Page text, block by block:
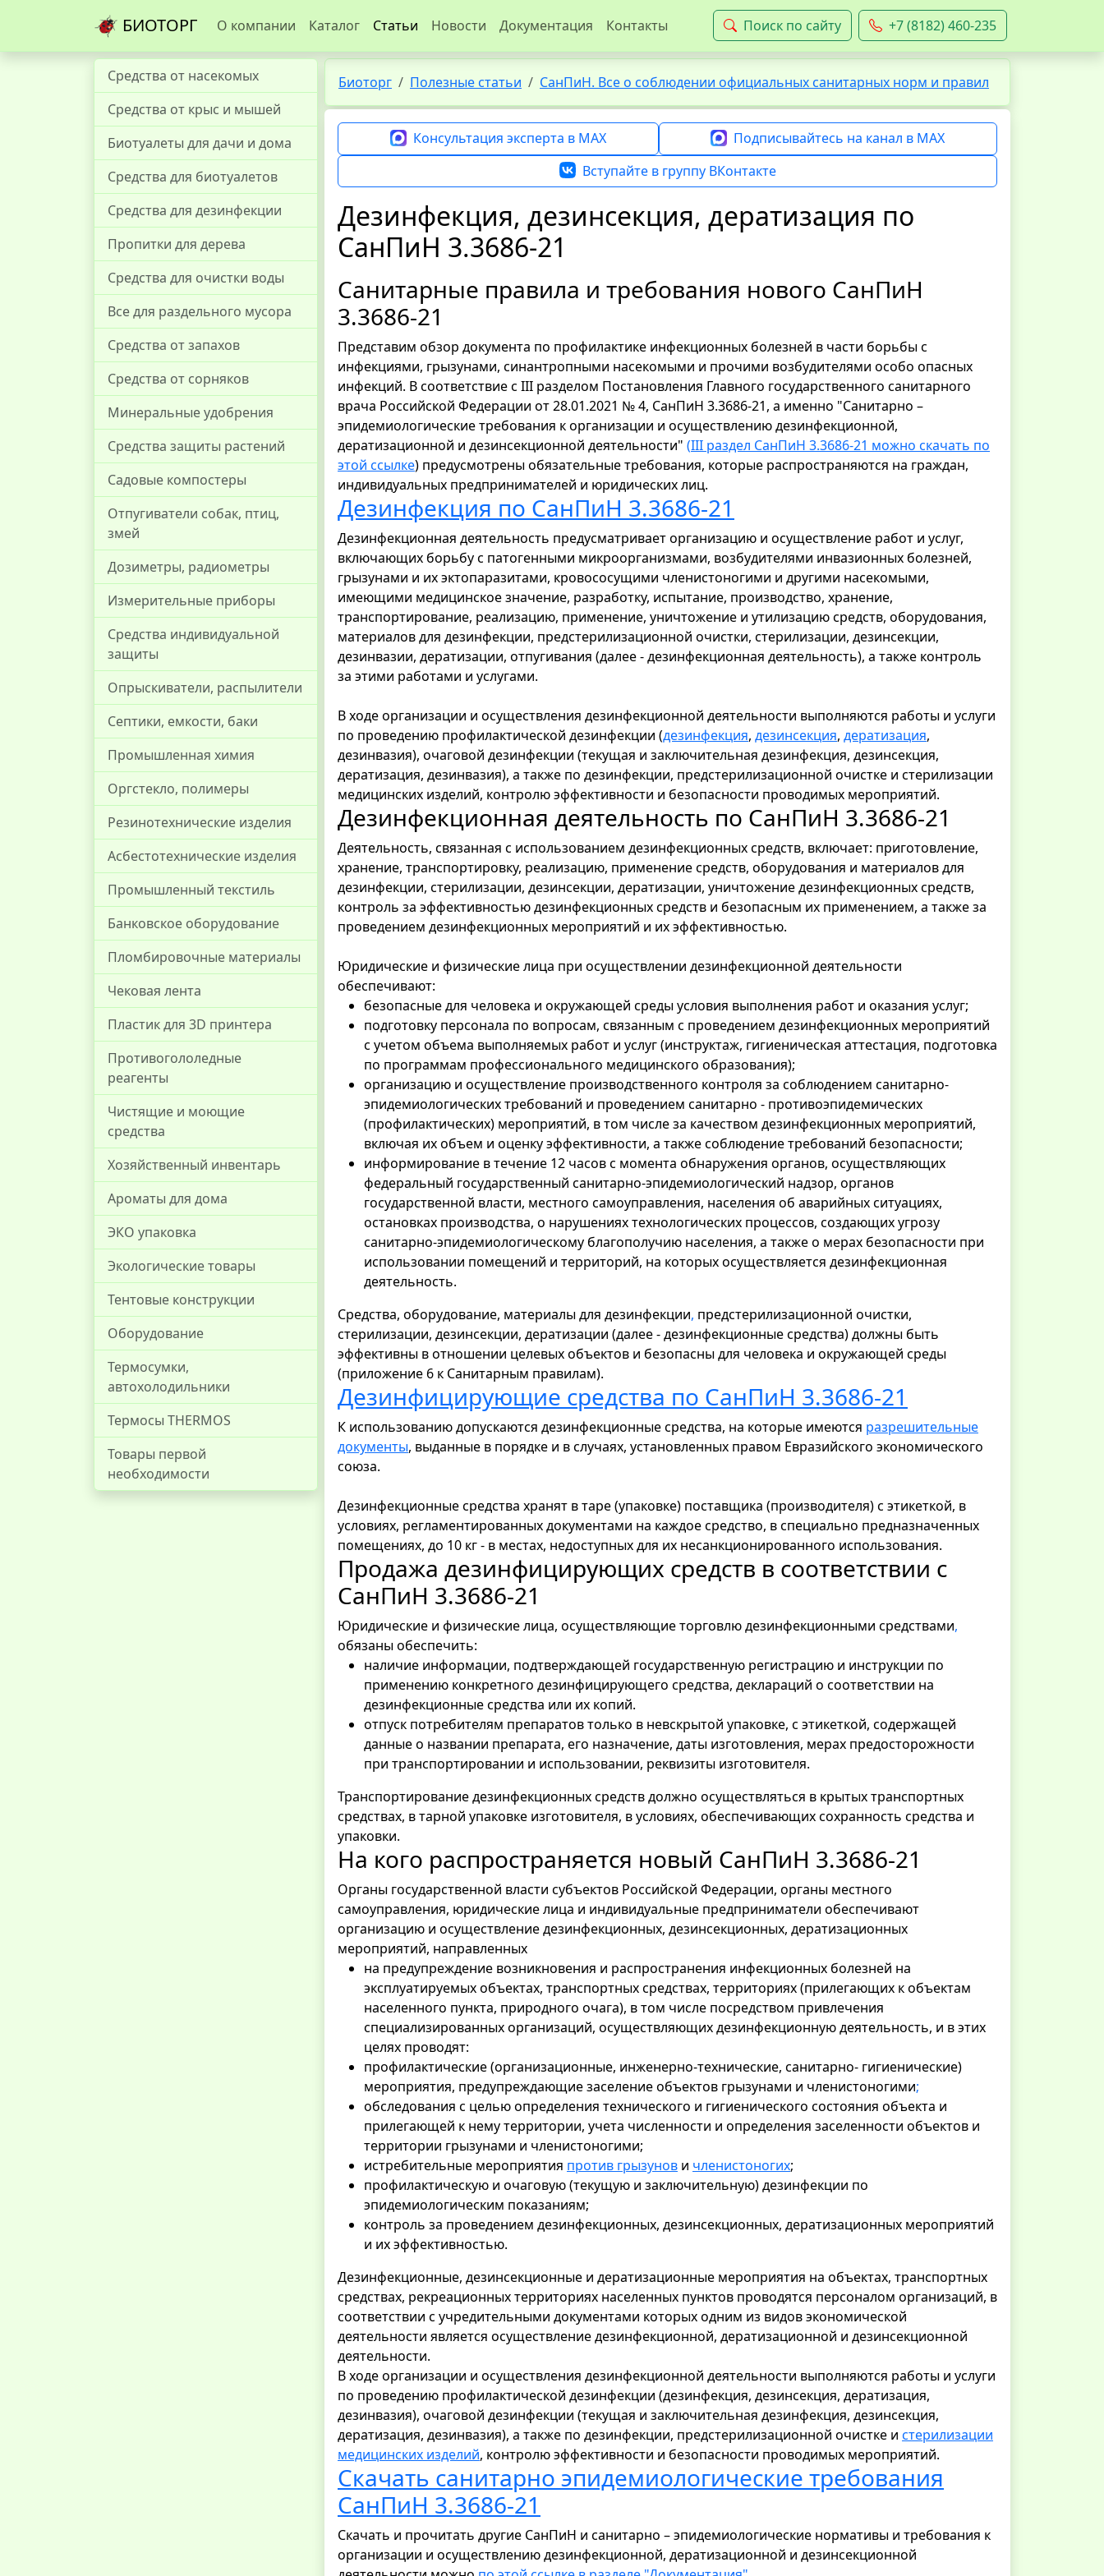
БИОТОРГ О компании Каталог Статьи Новости Документация Контакты Поиск по сайту +7 (8182) 460-235
Средства от насекомых
Средства от крыс и мышей
Биотуалеты для дачи и дома
Средства для биотуалетов
Средства для дезинфекции
Пропитки для дерева
Средства для очистки воды
Все для раздельного мусора
Средства от запахов
Средства от сорняков
Минеральные удобрения
Средства защиты растений
Садовые компостеры
Отпугиватели собак, птиц,
змей
Дозиметры, радиометры
Измерительные приборы
Средства индивидуальной
защиты
Опрыскиватели, распылители
Септики, емкости, баки
Промышленная химия
Оргстекло, полимеры
Резинотехнические изделия
Асбестотехнические изделия
Промышленный текстиль
Банковское оборудование
Пломбировочные материалы
Чековая лента
Пластик для 3D принтера
Противогололедные
реагенты
Чистящие и моющие
средства
Хозяйственный инвентарь
Ароматы для дома
ЭКО упаковка
Экологические товары
Тентовые конструкции
Оборудование
Термосумки,
автохолодильники
Термосы THERMOS
Товары первой
необходимости
Биоторг Полезные статьи СанПиН. Все о соблюдении официальных санитарных норм и правил
Консультация эксперта в MAX
Подписывайтесь на канал в MAX
Вступайте в группу ВКонтакте
Дезинфекция, дезинсекция, дератизация по
СанПиН 3.3686-21
Санитарные правила и требования нового СанПиН
3.3686-21
Представим обзор документа по профилактике инфекционных болезней в части борьбы с
инфекциями, грызунами, синантропными насекомыми и прочими возбудителями особо опасных
инфекций. В соответствие c III разделом Постановления Главного государственного санитарного
врача Российской Федерации от 28.01.2021 № 4, СанПиН 3.3686-21, а именно "Санитарно –
эпидемиологические требования к организации и осуществлению дезинфекционной,
дератизационной и дезинсекционной деятельности" (III раздел СанПиН 3.3686-21 можно скачать по
этой ссылке) предусмотрены обязательные требования, которые распространяются на граждан,
индивидуальных предпринимателей и юридических лиц.
Дезинфекция по СанПиН 3.3686-21
Дезинфекционная деятельность предусматривает организацию и осуществление работ и услуг,
включающих борьбу с патогенными микроорганизмами, возбудителями инвазионных болезней,
грызунами и их эктопаразитами, кровососущими членистоногими и другими насекомыми,
имеющими медицинское значение, разработку, испытание, производство, хранение,
транспортирование, реализацию, применение, уничтожение и утилизацию средств, оборудования,
материалов для дезинфекции, предстерилизационной очистки, стерилизации, дезинсекции,
дезинвазии, дератизации, отпугивания (далее - дезинфекционная деятельность), а также контроль
за этими работами и услугами.
В ходе организации и осуществления дезинфекционной деятельности выполняются работы и услуги
по проведению профилактической дезинфекции (дезинфекция, дезинсекция, дератизация,
дезинвазия), очаговой дезинфекции (текущая и заключительная дезинфекция, дезинсекция,
дератизация, дезинвазия), а также по дезинфекции, предстерилизационной очистке и стерилизации
медицинских изделий, контролю эффективности и безопасности проводимых мероприятий.
Дезинфекционная деятельность по СанПиН 3.3686-21
Деятельность, связанная с использованием дезинфекционных средств, включает: приготовление,
хранение, транспортировку, реализацию, применение средств, оборудования и материалов для
дезинфекции, стерилизации, дезинсекции, дератизации, уничтожение дезинфекционных средств,
контроль за эффективностью дезинфекционных средств и безопасным их применением, а также за
проведением дезинфекционных мероприятий и их эффективностью.
Юридические и физические лица при осуществлении дезинфекционной деятельности
обеспечивают:
безопасные для человека и окружающей среды условия выполнения работ и оказания услуг;
подготовку персонала по вопросам, связанным с проведением дезинфекционных мероприятий
с учетом объема выполняемых работ и услуг (инструктаж, гигиеническая аттестация, подготовка
по программам профессионального медицинского образования);
организацию и осуществление производственного контроля за соблюдением санитарно-
эпидемиологических требований и проведением санитарно - противоэпидемических
(профилактических) мероприятий, в том числе за качеством дезинфекционных мероприятий,
включая их объем и оценку эффективности, а также соблюдение требований безопасности;
информирование в течение 12 часов с момента обнаружения органов, осуществляющих
федеральный государственный санитарно-эпидемиологический надзор, органов
государственной власти, местного самоуправления, населения об аварийных ситуациях,
остановках производства, о нарушениях технологических процессов, создающих угрозу
санитарно-эпидемиологическому благополучию населения, а также о мерах безопасности при
использовании помещений и территорий, на которых осуществляется дезинфекционная
деятельность.
Средства, оборудование, материалы для дезинфекции, предстерилизационной очистки,
стерилизации, дезинсекции, дератизации (далее - дезинфекционные средства) должны быть
эффективны в отношении целевых объектов и безопасны для человека и окружающей среды
(приложение 6 к Санитарным правилам).
Дезинфицирующие средства по СанПиН 3.3686-21
К использованию допускаются дезинфекционные средства, на которые имеются разрешительные
документы, выданные в порядке и в случаях, установленных правом Евразийского экономического
союза.
Дезинфекционные средства хранят в таре (упаковке) поставщика (производителя) с этикеткой, в
условиях, регламентированных документами на каждое средство, в специально предназначенных
помещениях, до 10 кг - в местах, недоступных для их несанкционированного использования.
Продажа дезинфицирующих средств в соответствии с
СанПиН 3.3686-21
Юридические и физические лица, осуществляющие торговлю дезинфекционными средствами,
обязаны обеспечить:
наличие информации, подтверждающей государственную регистрацию и инструкции по
применению конкретного дезинфицирующего средства, деклараций о соответствии на
дезинфекционные средства или их копий.
отпуск потребителям препаратов только в невскрытой упаковке, с этикеткой, содержащей
данные о названии препарата, его назначение, даты изготовления, мерах предосторожности
при транспортировании и использовании, реквизиты изготовителя.
Транспортирование дезинфекционных средств должно осуществляться в крытых транспортных
средствах, в тарной упаковке изготовителя, в условиях, обеспечивающих сохранность средства и
упаковки.
На кого распространяется новый СанПиН 3.3686-21
Органы государственной власти субъектов Российской Федерации, органы местного
самоуправления, юридические лица и индивидуальные предприниматели обеспечивают
организацию и осуществление дезинфекционных, дезинсекционных, дератизационных
мероприятий, направленных
на предупреждение возникновения и распространения инфекционных болезней на
эксплуатируемых объектах, транспортных средствах, территориях (прилегающих к объектам
населенного пункта, природного очага), в том числе посредством привлечения
специализированных организаций, осуществляющих дезинфекционную деятельность, и в этих
целях проводят:
профилактические (организационные, инженерно-технические, санитарно- гигиенические)
мероприятия, предупреждающие заселение объектов грызунами и членистоногими;
обследования с целью определения технического и гигиенического состояния объекта и
прилегающей к нему территории, учета численности и определения заселенности объектов и
территории грызунами и членистоногими;
истребительные мероприятия против грызунов и членистоногих;
профилактическую и очаговую (текущую и заключительную) дезинфекции по
эпидемиологическим показаниям;
контроль за проведением дезинфекционных, дезинсекционных, дератизационных мероприятий
и их эффективностью.
Дезинфекционные, дезинсекционные и дератизационные мероприятия на объектах, транспортных
средствах, рекреационных территориях населенных пунктов проводятся персоналом организаций, в
соответствии с учредительными документами которых одним из видов экономической
деятельности является осуществление дезинфекционной, дератизационной и дезинсекционной
деятельности.
В ходе организации и осуществления дезинфекционной деятельности выполняются работы и услуги
по проведению профилактической дезинфекции (дезинфекция, дезинсекция, дератизация,
дезинвазия), очаговой дезинфекции (текущая и заключительная дезинфекция, дезинсекция,
дератизация, дезинвазия), а также по дезинфекции, предстерилизационной очистке и стерилизации
медицинских изделий, контролю эффективности и безопасности проводимых мероприятий.
Скачать санитарно эпидемиологические требования
СанПиН 3.3686-21
Скачать и прочитать другие СанПиН и санитарно – эпидемиологические нормативы и требования к
организации и осуществлению дезинфекционной, дератизационной и дезинсекционной